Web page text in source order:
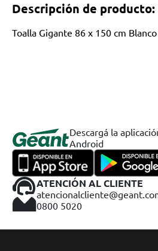
Descripción de producto:
Toalla Gigante 86 x 150 cm
Descargá la
Android
ATENCIÓN AL CLIENTE
0800 5020